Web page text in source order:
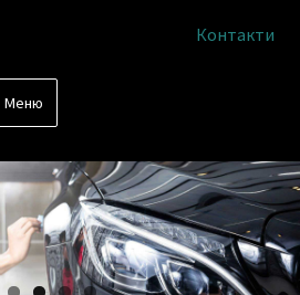
Контакти
Меню
Выездная автомойка
Химчистка салона